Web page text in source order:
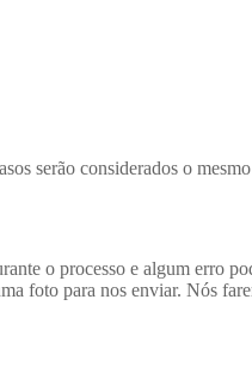
serão considerados o
o processo e algum erro
foto para nos enviar. Nós